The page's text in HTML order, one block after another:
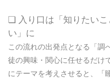
❏ 入り口は「知りたい
い」に
この流れの出発点となる「調
徒の興味・関心に任せるだけ
にテーマを考えさせると、「